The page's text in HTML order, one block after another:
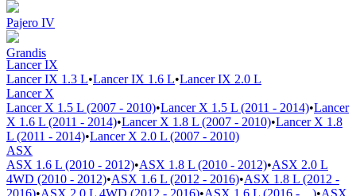
Pajero IV
Grandis
Lancer IX
Lancer IX 1.3 L•Lancer IX 1.6 L•Lancer IX 2.0 L
Lancer X
Lancer X 1.5 L (2007 - 2010)•Lancer X 1.5 L (2011 - 2014)•Lancer
X 1.6 L (2011 - 2014)•Lancer X 1.8 L (2007 - 2010)•Lancer X 1.8
L (2011 - 2014)•Lancer X 2.0 L (2007 - 2010)
ASX
ASX 1.6 L (2010 - 2012)•ASX 1.8 L (2010 - 2012)•ASX 2.0 L
4WD (2010 - 2012)•ASX 1.6 L (2012 - 2016)•ASX 1.8 L (2012 -
2016)•ASX 2.0 L 4WD (2012 - 2016)•ASX 1.6 L (2016 - ...)•ASX